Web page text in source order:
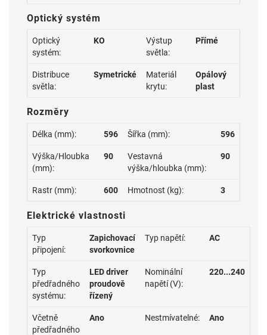
Optický systém
Optický
systém:
KO
Výstup
světla:
Přímé
Distribuce
světla:
Symetrické
Materiál
krytu:
Opálový
plast
Rozměry
Délka (mm): 596 Šířka (mm): 596
Výška/Hloubka
(mm):
90
Vestavná
výška/hloubka (mm):
90
Rastr (mm): 600 Hmotnost (kg): 3
Elektrické vlastnosti
Typ
připojení:
Zapichovací
svorkovnice
Typ napětí: AC
Typ
předřadného
systému:
LED driver
proudově
řízený
Nominální
napětí (V):
220...240
Včetně
předřadného
Ano Nestmívatelné: Ano